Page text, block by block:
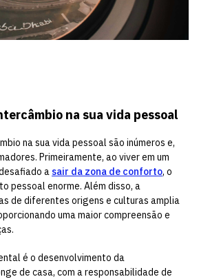
na sua vida pessoal
na sua vida pessoal são inúmeros e,
Primeiramente, ao viver em um
a sair da zona de conforto, o
pessoal enorme. Além disso, a
de diferentes origens e culturas amplia
uma maior compreensão e
é o desenvolvimento da
de casa, com a responsabilidade de